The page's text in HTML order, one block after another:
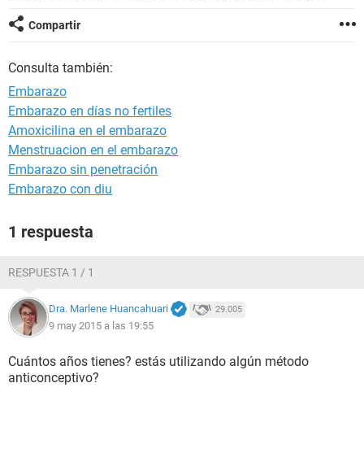
Compartir
Consulta también:
Embarazo
Embarazo en días no fertiles
Amoxicilina en el embarazo
Menstruacion en el embarazo
Embarazo sin penetración
Embarazo con diu
1 respuesta
RESPUESTA 1 / 1
Dra. Marlene Huancahuari 29.005
9 may 2015 a las 19:55
Cuántos años tienes? estás utilizando algún método
anticonceptivo?